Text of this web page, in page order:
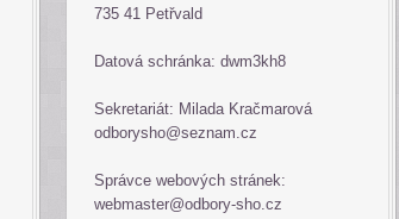
735 41 Petřvald
Datová schránka: dwm3kh8
Sekretariát: Milada Kračmarová
odborysho@seznam.cz
Správce webových stránek:
webmaster@odbory-sho.cz